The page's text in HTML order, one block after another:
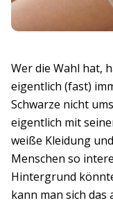
Wer die Wahl hat,
eigentlich (fast)
Schwarze nicht
eigentlich mit
weiße Kleidung
Menschen so
Hintergrund
kann man sich